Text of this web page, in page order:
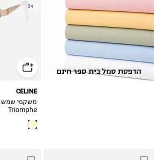
54
CELINE
Triomphe